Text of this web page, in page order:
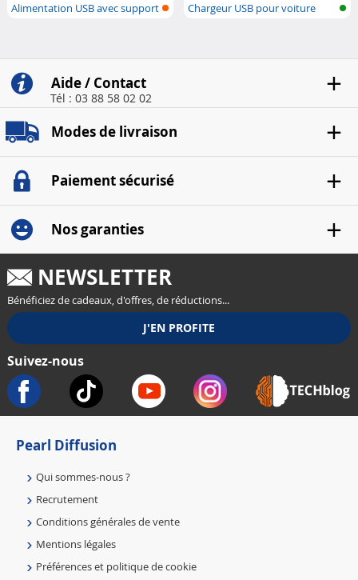
Alimentation USB avec support
Chargeur USB pour voiture
Aide / Contact
Tél : 03 88 58 02 02
Modes de livraison
Paiement sécurisé
Nos garanties
NEWSLETTER
Bénéficiez de cadeaux, d'offres, de réductions...
Suivez-nous
Pearl Diffusion
Qui sommes-nous ?
Recrutement
Conditions générales de vente
Mentions légales
Préférences et politique de cookie